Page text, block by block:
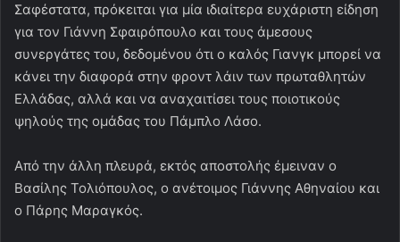
Σαφέστατα, πρόκειται για μία ιδιαίτερα ευχάριστη είδηση
για τον Γιάννη Σφαιρόπουλο και τους άμεσους
συνεργάτες του, δεδομένου ότι ο καλός Γιανγκ μπορεί να
κάνει την διαφορά στην φροντ λάιν των πρωταθλητών
Ελλάδας, αλλά και να αναχαιτίσει τους ποιοτικούς
ψηλούς της ομάδας του Πάμπλο Λάσο.
Από την άλλη πλευρά, εκτός αποστολής έμειναν ο
Βασίλης Τολιόπουλος, ο ανέτοιμος Γιάννης Αθηναίου και
ο Πάρης Μαραγκός.